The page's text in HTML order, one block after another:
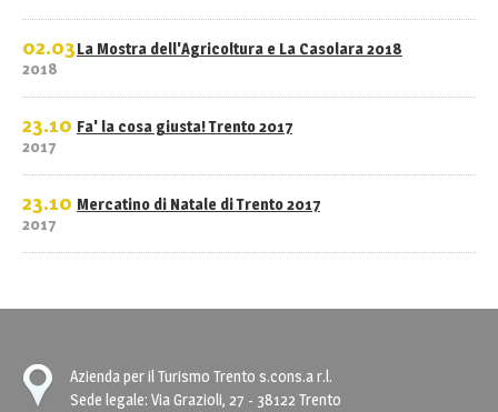
02.03
2018
La Mostra dell'Agricoltura e La Casolara 2018
23.10
2017
Fa' la cosa giusta! Trento 2017
23.10
2017
Mercatino di Natale di Trento 2017
Azienda per il Turismo Trento s.cons.a r.l.
Sede legale: Via Grazioli, 27 - 38122 Trento